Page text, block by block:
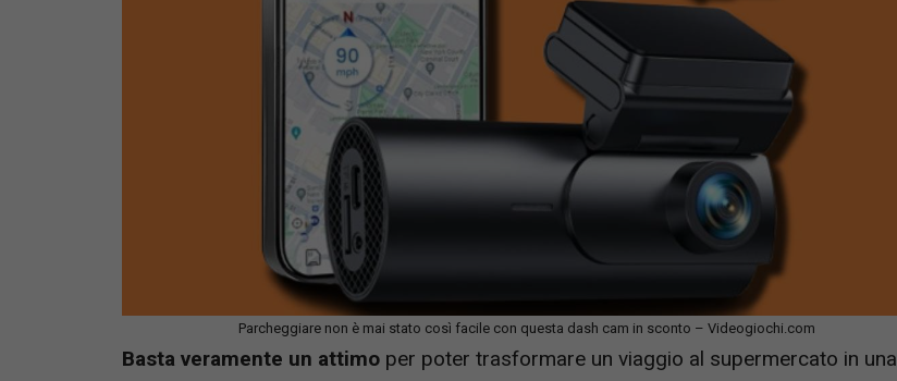
Parcheggiare non è mai stato così facile con questa dash cam in sconto – Videogiochi.com
Basta veramente un attimo per poter trasformare un viaggio al supermercato in una